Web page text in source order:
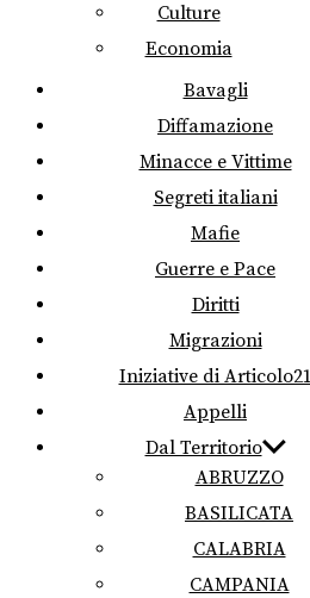
Culture
Economia
Bavagli
Diffamazione
Minacce e Vittime
Segreti italiani
Mafie
Guerre e Pace
Diritti
Migrazioni
Iniziative di Articolo21
Appelli
Dal Territorio
ABRUZZO
BASILICATA
CALABRIA
CAMPANIA